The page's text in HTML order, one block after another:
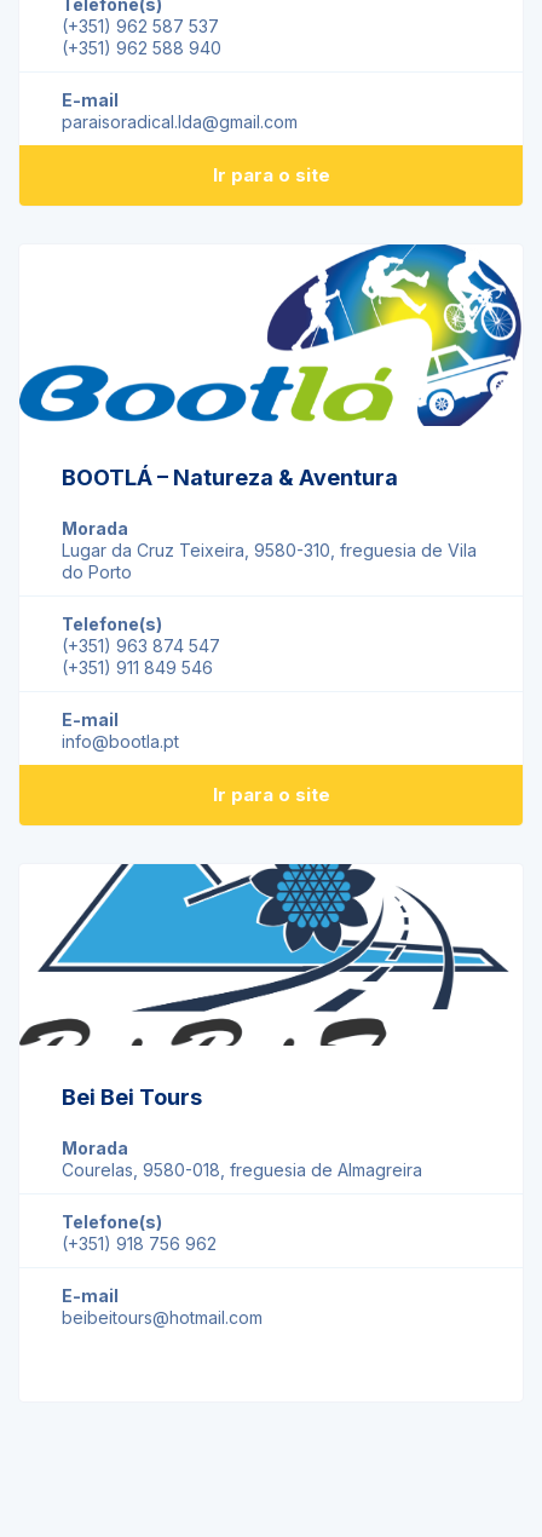
Telefone(s)
(+351) 962 587 537
(+351) 962 588 940
E-mail
paraisoradical.lda@gmail.com
Ir para o site
BOOTLÁ – Natureza & Aventura
Morada
Lugar da Cruz Teixeira, 9580-310, freguesia de Vila
do Porto
Telefone(s)
(+351) 963 874 547
(+351) 911 849 546
E-mail
info@bootla.pt
Ir para o site
Bei Bei Tours
Morada
Courelas, 9580-018, freguesia de Almagreira
Telefone(s)
(+351) 918 756 962
E-mail
beibeitours@hotmail.com